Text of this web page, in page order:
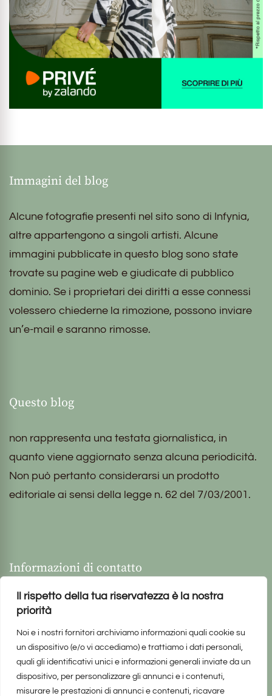
Il rispetto della tua riservatezza è la nostra
priorità
Noi e i nostri fornitori archiviamo informazioni quali cookie su
un dispositivo (e/o vi accediamo) e trattiamo i dati personali,
quali gli identificativi unici e informazioni generali inviate da un
dispositivo, per personalizzare gli annunci e i contenuti,
misurare le prestazioni di annunci e contenuti, ricavare
Immagini del blog
Alcune fotografie presenti nel sito sono di Infynia,
altre appartengono a singoli artisti. Alcune
immagini pubblicate in questo blog sono state
trovate su pagine web e giudicate di pubblico
dominio. Se i proprietari dei diritti a esse connessi
volessero chiederne la rimozione, possono inviare
un’e-mail e saranno rimosse.
Questo blog
non rappresenta una testata giornalistica, in
quanto viene aggiornato senza alcuna periodicità.
Non può pertanto considerarsi un prodotto
editoriale ai sensi della legge n. 62 del 7/03/2001.
Informazioni di contatto